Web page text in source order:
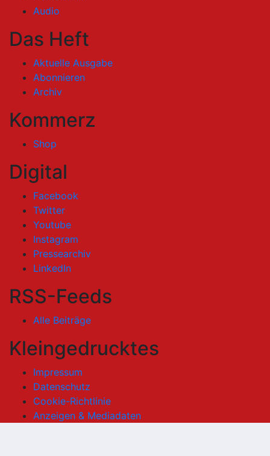
Audio
Das Heft
Aktuelle Ausgabe
Abonnieren
Archiv
Kommerz
Shop
Digital
Facebook
Twitter
Youtube
Instagram
Pressearchiv
LinkedIn
RSS-Feeds
Alle Beiträge
Kleingedrucktes
Impressum
Datenschutz
Cookie-Richtlinie
Anzeigen & Mediadaten